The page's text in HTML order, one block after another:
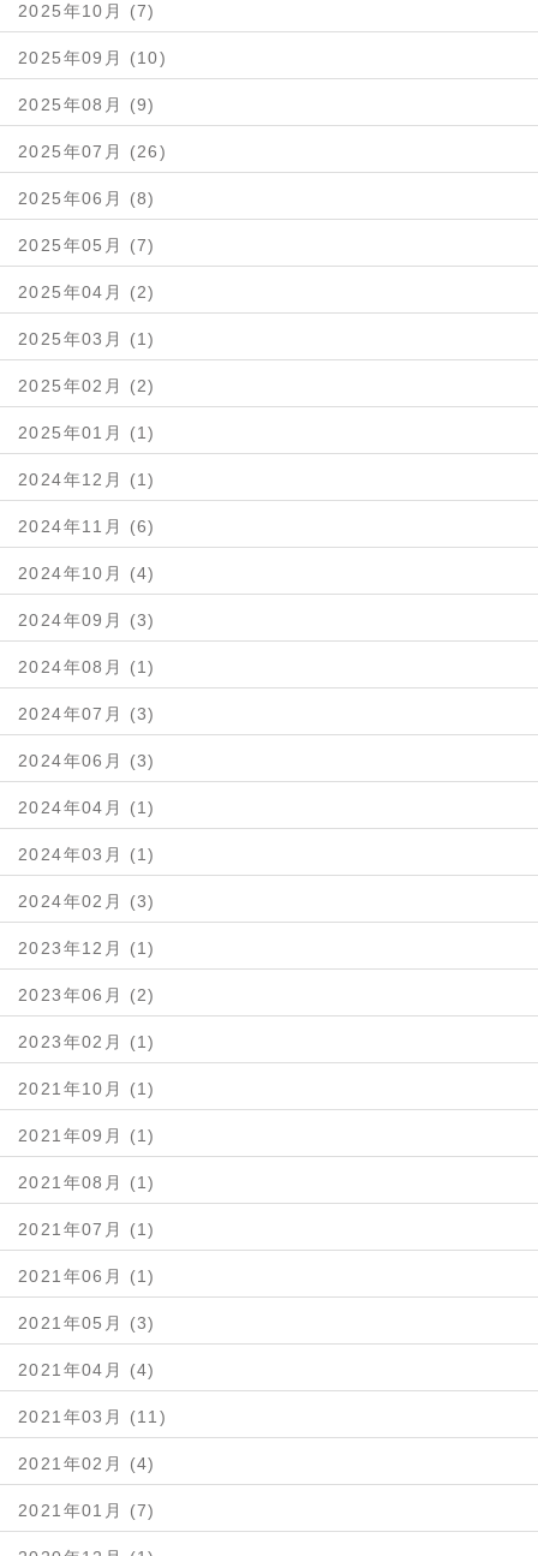
2025年10月 (7)
2025年09月 (10)
2025年08月 (9)
2025年07月 (26)
2025年06月 (8)
2025年05月 (7)
2025年04月 (2)
2025年03月 (1)
2025年02月 (2)
2025年01月 (1)
2024年12月 (1)
2024年11月 (6)
2024年10月 (4)
2024年09月 (3)
2024年08月 (1)
2024年07月 (3)
2024年06月 (3)
2024年04月 (1)
2024年03月 (1)
2024年02月 (3)
2023年12月 (1)
2023年06月 (2)
2023年02月 (1)
2021年10月 (1)
2021年09月 (1)
2021年08月 (1)
2021年07月 (1)
2021年06月 (1)
2021年05月 (3)
2021年04月 (4)
2021年03月 (11)
2021年02月 (4)
2021年01月 (7)